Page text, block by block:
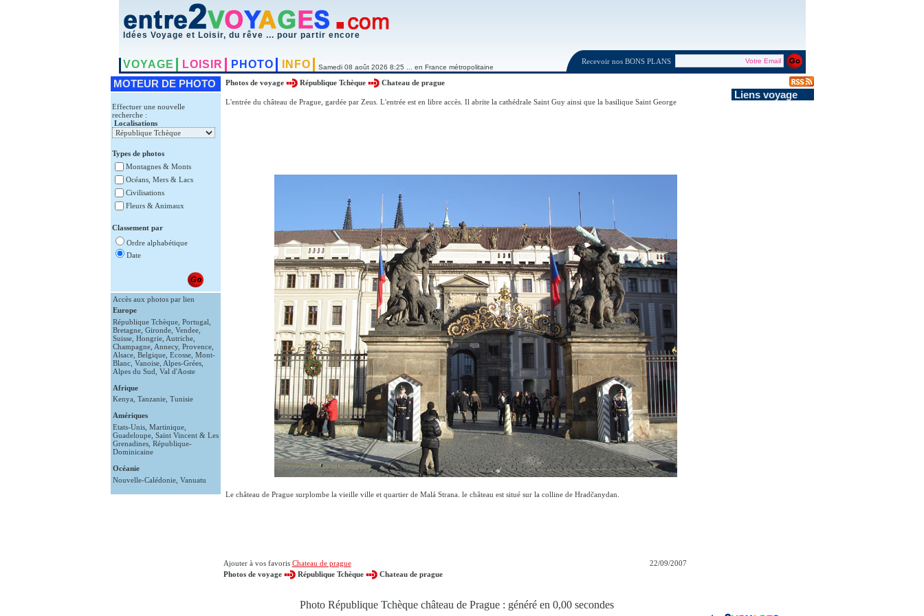
Idées Voyage et Loisir, du rêve ... pour partir encore
VOYAGE LOISIR PHOTO INFO Samedi 08 août 2026 8:25 ... en France métropolitaine
Recevoir nos BONS PLANS
MOTEUR DE PHOTO
Effectuer une nouvelle
recherche :
Localisations
Types de photos
Montagnes & Monts
Océans, Mers & Lacs
Civilisations
Fleurs & Animaux
Classement par
Ordre alphabétique
Date
Accès aux photos par lien
Europe
République Tchèque, Portugal
Bretagne, Gironde, Vendee,
Suisse, Hongrie, Autriche,
Champagne, Annecy, Provence,
Alsace, Belgique, Ecosse, Mont-
Blanc, Vanoise, Alpes-Grées,
Alpes du Sud Val d'Aoste
Afrique
Kenya Tanzanie, Tunisie
Amériques
Etats-Unis, Martinique,
Guadeloupe, Saint Vincent & Les
Grenadines, République-
Dominicaine
Océanie
Nouvelle-Calédonie, Vanuatu
Photos de voyage République Tchèque Chateau de prague
L'entrée du château de Prague, gardée par Zeus. L'entrée est en libre accès. Il abrite la cathédrale Saint Guy ainsi que la basilique Saint George
Le château de Prague surplombe la vieille ville et quartier de Malá Strana. le château est situé sur la colline de Hradčanydan.
Ajouter à vos favoris Chateau de prague
22/09/2007
Photos de voyage
République Tchèque Chateau de prague
Photo République Tchèque château de Prague : généré en 0,00 secondes
Liens voyage